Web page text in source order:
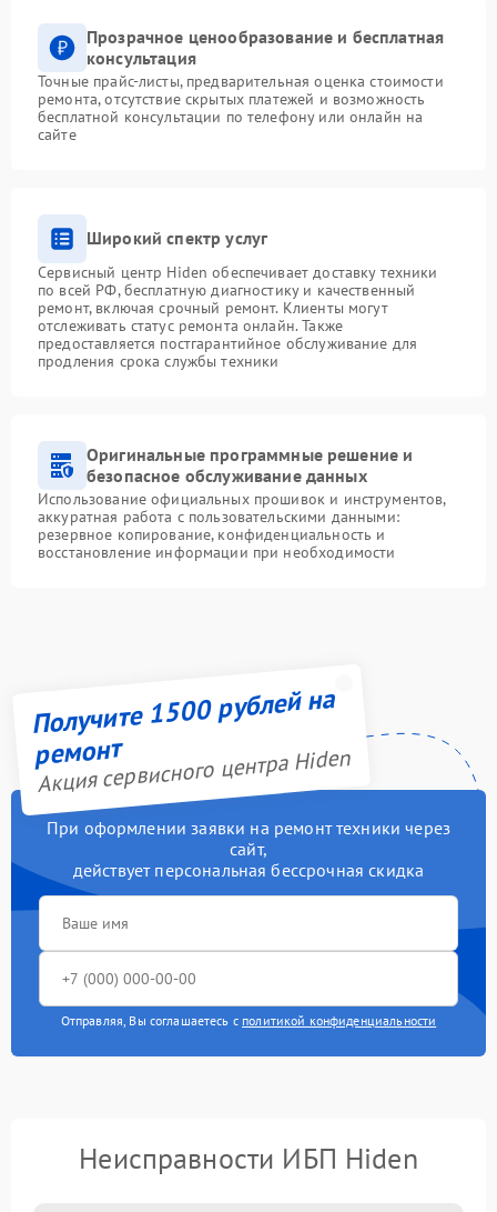
Прозрачное ценообразование и бесплатная
консультация
Точные прайс-листы, предварительная оценка стоимости
ремонта, отсутствие скрытых платежей и возможность
бесплатной консультации по телефону или онлайн на
сайте
Широкий спектр услуг
Сервисный центр Hiden обеспечивает доставку техники
по всей РФ, бесплатную диагностику и качественный
ремонт, включая срочный ремонт. Клиенты могут
отслеживать статус ремонта онлайн. Также
предоставляется постгарантийное обслуживание для
продления срока службы техники
Оригинальные программные решение и
безопасное обслуживание данных
Использование официальных прошивок и инструментов,
аккуратная работа с пользовательскими данными:
резервное копирование, конфиденциальность и
восстановление информации при необходимости
Получите 1500 рублей на
ремонт
Акция сервисного центра Hiden
При оформлении заявки на ремонт техники через
сайт,
действует персональная бессрочная скидка
Отправляя, Вы соглашаетесь с политикой конфиденциальности
Неисправности ИБП Hiden